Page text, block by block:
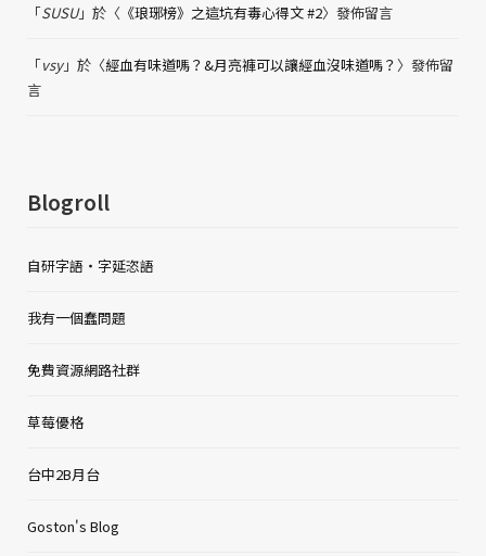
「SUSU」於〈 《琅琊榜》之這坑有毒心得文 #2〉發佈留言
「vsy」於〈經血有味道嗎？&月亮褲可以讓經血沒味道嗎？ 〉發佈留
言
Blogroll
自研字語・字延恣語
我有一個蠢問題
免費資源網路社群
草莓優格
台中2B月台
Goston's Blog